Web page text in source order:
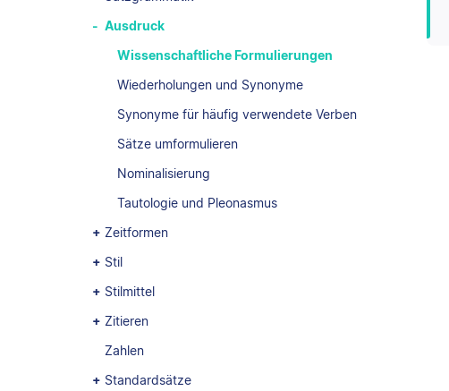
Ausdruck
Wissenschaftliche Formulierungen
Wiederholungen und Synonyme
Synonyme für häufig verwendete Verben
Sätze umformulieren
Nominalisierung
Tautologie und Pleonasmus
Zeitformen
Stil
Stilmittel
Zitieren
Zahlen
Standardsätze